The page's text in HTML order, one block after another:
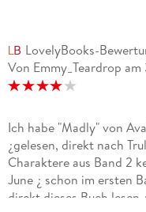
Es enthält sowohl
romantische Szenen
dabei auch, dass kein
stehen - oder dies
kennenlernen kann.
flüssigen Schreibstil
LovelyBooks-
Von Emmy_Teardrop am
Ich habe "Madly" von
¿gelesen, direkt nach
Charaktere aus Band 2
June ¿ schon im ersten
direkt dieses Buch